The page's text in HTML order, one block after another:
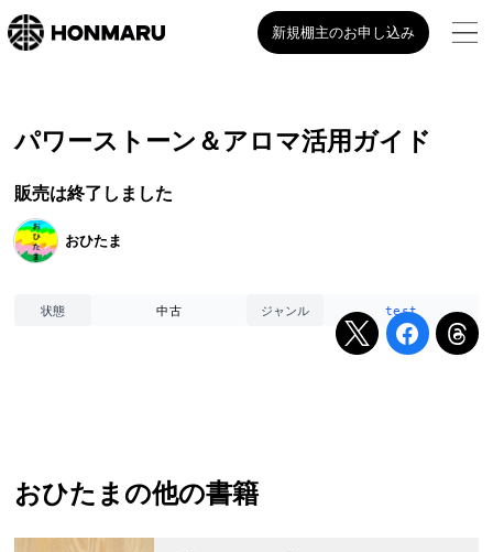
新規棚主のお申し込み
パワーストーン＆アロマ活用ガイド
販売は終了しました
おひたま
状態 中古 ジャンル test
おひたま の他の書籍